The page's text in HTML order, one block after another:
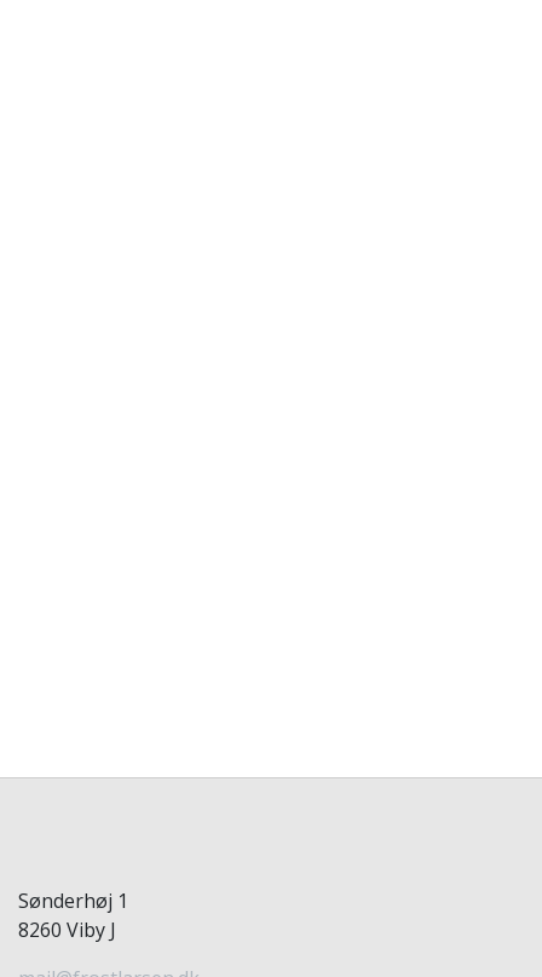
Sønderhøj 1
8260 Viby J